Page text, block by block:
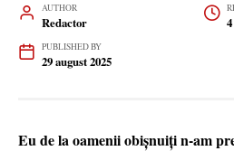
AUTHOR
Redactor
PUBLISHED BY
29 august 2025
Eu de la oamenii obișnuiți n-am